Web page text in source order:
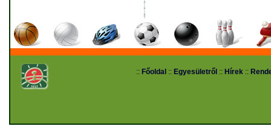
:: Főoldal :: Egyesületről :: Hírek ::